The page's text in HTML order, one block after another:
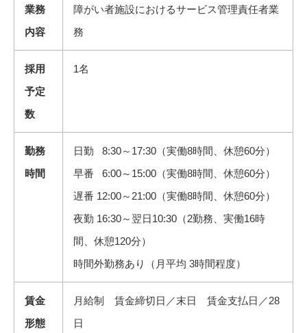
業務
内容
障がい者施設におけるサービス管理責任者業
務
採用
予定
数
1名
勤務
時間
日勤 8:30～17:30（実働8時間、休憩60分）
早番 6:00～15:00（実働8時間、休憩60分）
遅番 12:00～21:00（実働8時間、休憩60分）
夜勤 16:30～翌日10:30（2勤務、実働16時
間、休憩120分）
時間外勤務あり（月平均 3時間程度）
賃金
形態
月給制 賃金締切日／末日 賃金支払日／28
日